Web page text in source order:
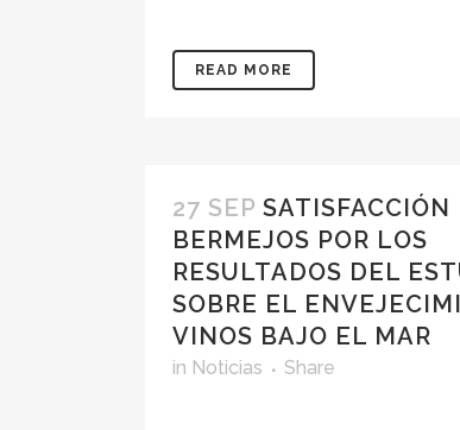
READ MORE
27 SEP SATISFACCIÓN
BERMEJOS POR LOS
RESULTADOS DEL
SOBRE EL
VINOS BAJO EL MAR
in Noticias Share